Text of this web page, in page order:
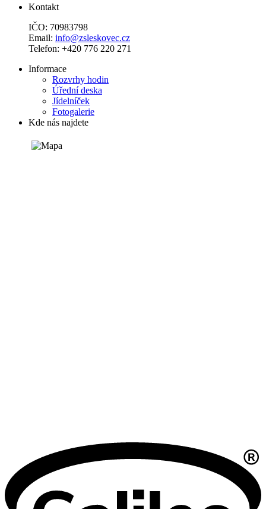
Kontakt
IČO: 70983798
Email: info@zsleskovec.cz
Telefon: +420 776 220 271
Informace
Rozvrhy hodin
Úřední deska
Jídelníček
Fotogalerie
Kde nás najdete